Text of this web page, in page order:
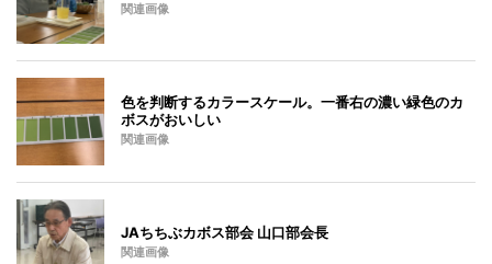
関連画像
色を判断するカラースケール。一番右の濃い緑色のカ
ボスがおいしい
関連画像
JAちちぶカボス部会 山口部会長
関連画像